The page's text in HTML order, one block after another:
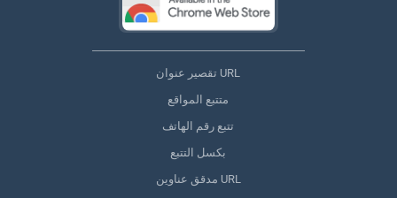
تقصير عنوان URL
متتبع المواقع
تتبع رقم الهاتف
بكسل التتبع
مدقق عناوين URL